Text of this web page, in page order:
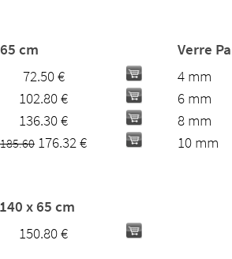
cm
72.50 €
102.80 €
136.30 €
185.60 176.32 €
Verre
4 mm
6 mm
8 mm
10 mm
x 65 cm
150.80 €